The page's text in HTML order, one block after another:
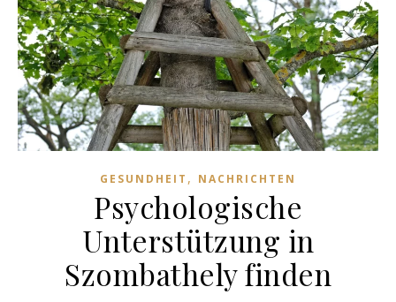
GESUNDHEIT , NACHRICHTEN
Psychologische
Unterstützung in
Szombathely finden